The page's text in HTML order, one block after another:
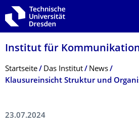
Zur Hauptnavigation springen
Zur Suche springen
Zum Inhalt springen
Institut für
Breadcrumb-Menü
Startseite Das Institut
News
23.07.2024